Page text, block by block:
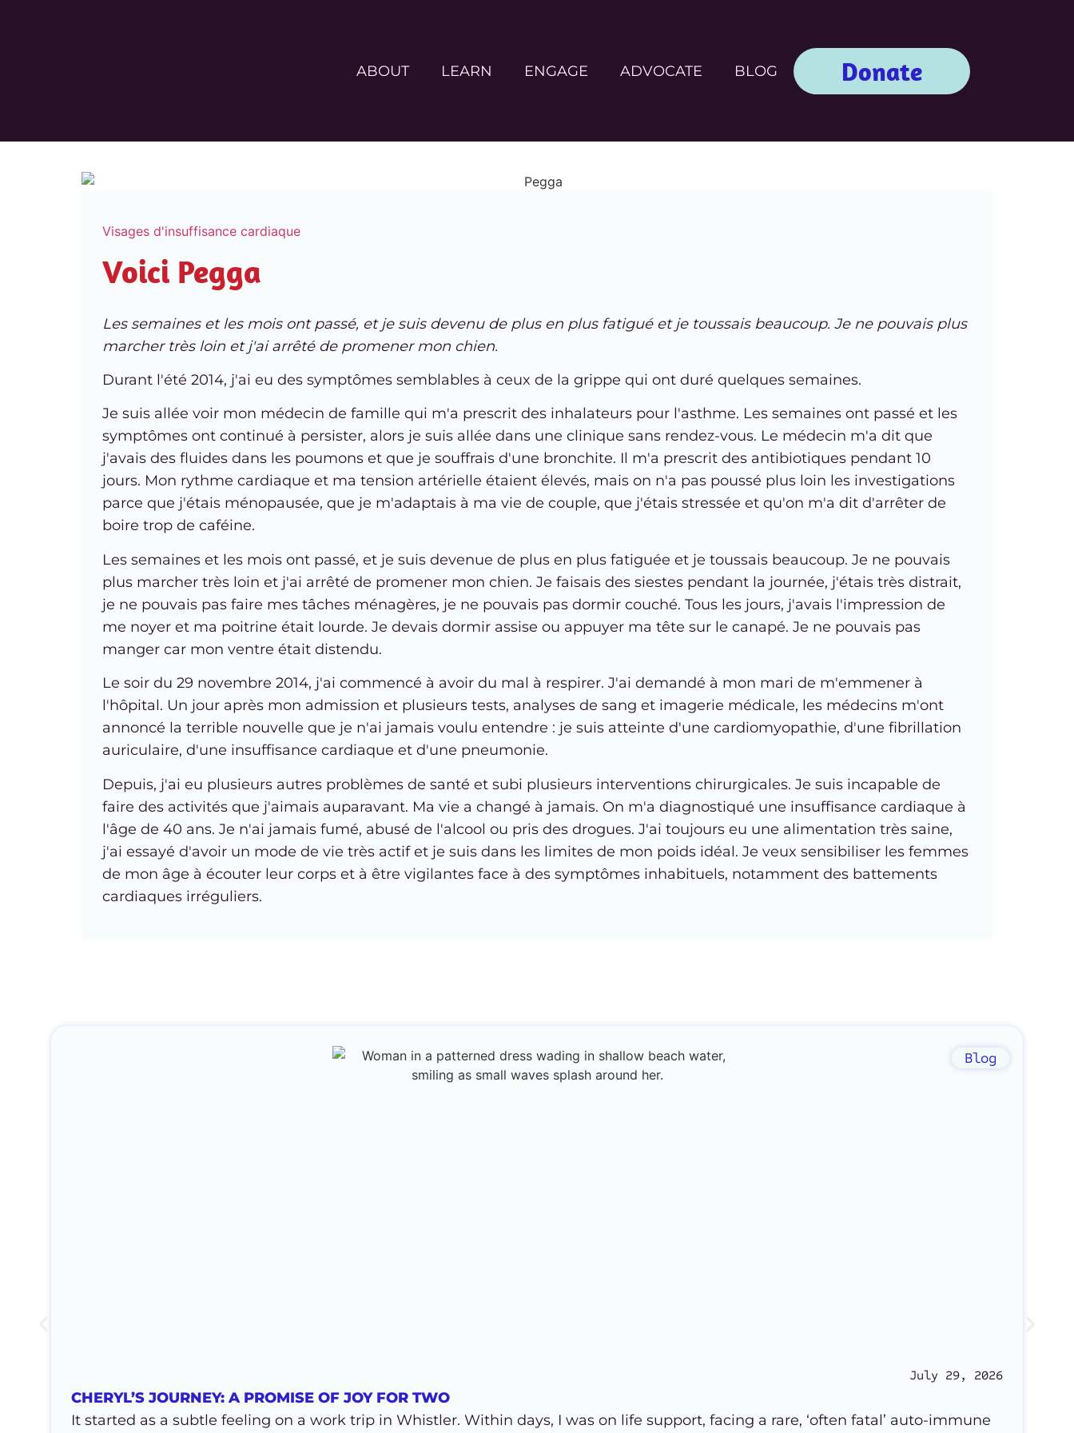
ABOUT LEARN ENGAGE ADVOCATE BLOG Donate
Visages d'insuffisance cardiaque
Voici Pegga
Les semaines et les mois ont passé, et je suis devenu de plus en plus fatigué et je toussais beaucoup. Je ne pouvais plus
marcher très loin et j'ai arrêté de promener mon chien.
Durant l'été 2014, j'ai eu des symptômes semblables à ceux de la grippe qui ont duré quelques semaines.
Je suis allée voir mon médecin de famille qui m'a prescrit des inhalateurs pour l'asthme. Les semaines ont passé et les
symptômes ont continué à persister, alors je suis allée dans une clinique sans rendez-vous. Le médecin m'a dit que
j'avais des fluides dans les poumons et que je souffrais d'une bronchite. Il m'a prescrit des antibiotiques pendant 10
jours. Mon rythme cardiaque et ma tension artérielle étaient élevés, mais on n'a pas poussé plus loin les investigations
parce que j'étais ménopausée, que je m'adaptais à ma vie de couple, que j'étais stressée et qu'on m'a dit d'arrêter de
boire trop de caféine.
Les semaines et les mois ont passé, et je suis devenue de plus en plus fatiguée et je toussais beaucoup. Je ne pouvais
plus marcher très loin et j'ai arrêté de promener mon chien. Je faisais des siestes pendant la journée, j'étais très distrait,
je ne pouvais pas faire mes tâches ménagères, je ne pouvais pas dormir couché. Tous les jours, j'avais l'impression de
me noyer et ma poitrine était lourde. Je devais dormir assise ou appuyer ma tête sur le canapé. Je ne pouvais pas
manger car mon ventre était distendu.
Le soir du 29 novembre 2014, j'ai commencé à avoir du mal à respirer. J'ai demandé à mon mari de m'emmener à
l'hôpital. Un jour après mon admission et plusieurs tests, analyses de sang et imagerie médicale, les médecins m'ont
annoncé la terrible nouvelle que je n'ai jamais voulu entendre : je suis atteinte d'une cardiomyopathie, d'une fibrillation
auriculaire, d'une insuffisance cardiaque et d'une pneumonie.
Depuis, j'ai eu plusieurs autres problèmes de santé et subi plusieurs interventions chirurgicales. Je suis incapable de
faire des activités que j'aimais auparavant. Ma vie a changé à jamais. On m'a diagnostiqué une insuffisance cardiaque à
l'âge de 40 ans. Je n'ai jamais fumé, abusé de l'alcool ou pris des drogues. J'ai toujours eu une alimentation très saine,
j'ai essayé d'avoir un mode de vie très actif et je suis dans les limites de mon poids idéal. Je veux sensibiliser les femmes
de mon âge à écouter leur corps et à être vigilantes face à des symptômes inhabituels, notamment des battements
cardiaques irréguliers.
July 29, 2026
CHERYL’S JOURNEY: A PROMISE OF JOY FOR TWO
It started as a subtle feeling on a work trip in Whistler. Within days, I was on life support, facing a rare, ‘often fatal’ auto-immune
Blog